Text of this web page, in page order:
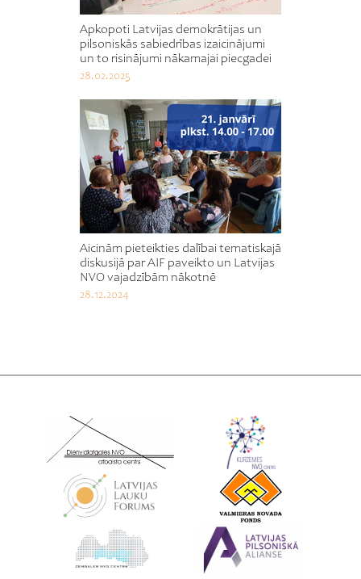
Apkopoti Latvijas demokrātijas un
pilsoniskās sabiedrības izaicinājumi
un to risinājumi nākamajai piecgadei
28.02.2025
Aicinām pieteikties dalībai tematiskajā
diskusijā par AIF paveikto un Latvijas
NVO vajadzībām nākotnē
28.12.2024